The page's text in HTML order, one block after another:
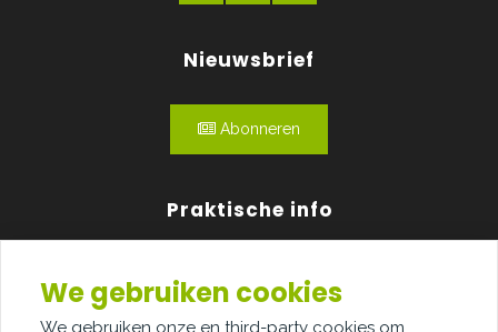
Nieuwsbrief
Abonneren
Praktische info
Over ons
We gebruiken cookies
We gebruiken onze en third-party cookies om